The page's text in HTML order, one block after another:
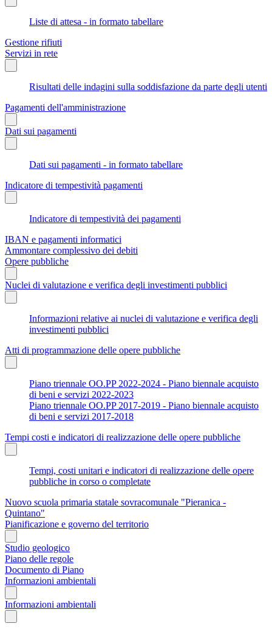
Liste di attesa - in formato tabellare
Gestione rifiuti
Servizi in rete
Risultati delle indagini sulla soddisfazione da parte degli utenti
Pagamenti dell'amministrazione
Dati sui pagamenti
Dati sui pagamenti - in formato tabellare
Indicatore di tempestività pagamenti
Indicatore di tempestività dei pagamenti
IBAN e pagamenti informatici
Ammontare complessivo dei debiti
Opere pubbliche
Nuclei di valutazione e verifica degli investimenti pubblici
Informazioni relative ai nuclei di valutazione e verifica degli
investimenti pubblici
Atti di programmazione delle opere pubbliche
Piano triennale OO.PP 2022-2024 - Piano biennale acquisto
di beni e servizi 2022-2023
Piano triennale OO.PP 2017-2019 - Piano biennale acquisto
di beni e servizi 2017-2018
Tempi costi e indicatori di realizzazione delle opere pubbliche
Tempi, costi unitari e indicatori di realizzazione delle opere
pubbliche in corso o completate
Nuovo scuola primaria statale sovracomunale "Pieranica -
Quintano"
Pianificazione e governo del territorio
Studio geologico
Piano delle regole
Documento di Piano
Informazioni ambientali
Informazioni ambientali